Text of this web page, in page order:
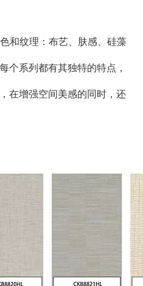
和纹理：布艺、肤感、硅藻
个系列都有其独特的特点，
在增强空间美感的同时，还